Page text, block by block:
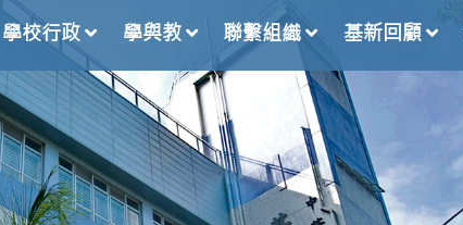
學校行政 學與教 聯繫組織 基新回顧